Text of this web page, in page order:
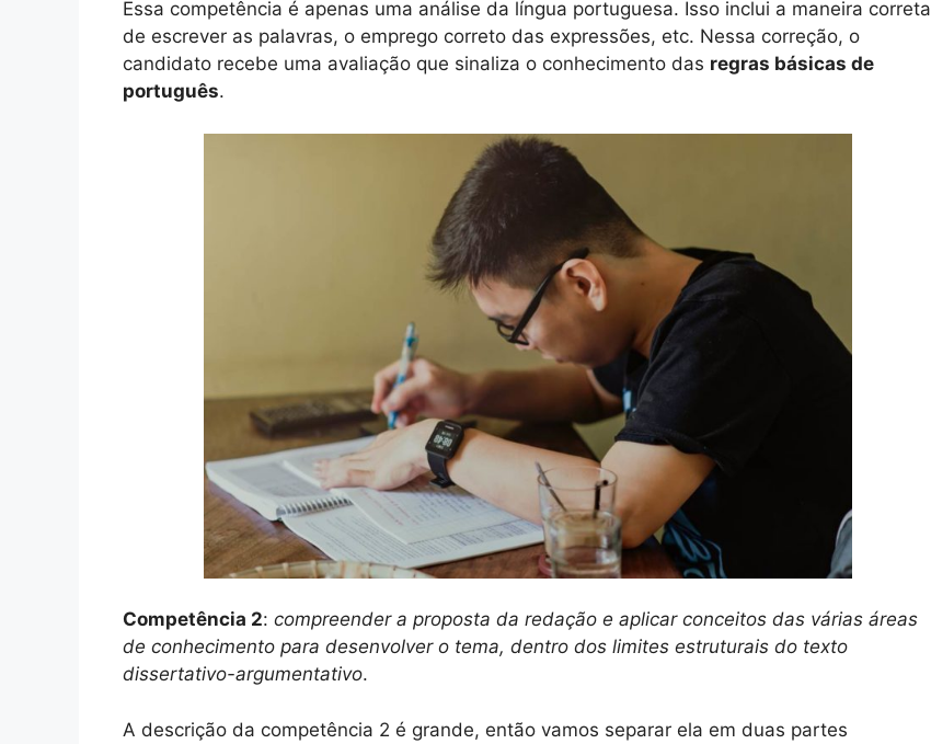
Essa competência é apenas uma análise da língua portuguesa. Isso inclui a maneira correta
de escrever as palavras, o emprego correto das expressões, etc. Nessa correção, o
candidato recebe uma avaliação que sinaliza o conhecimento das regras básicas de
português.
Competência 2: compreender a proposta da redação e aplicar conceitos das várias áreas
de conhecimento para desenvolver o tema, dentro dos limites estruturais do texto
dissertativo-argumentativo.
A descrição da competência 2 é grande, então vamos separar ela em duas partes